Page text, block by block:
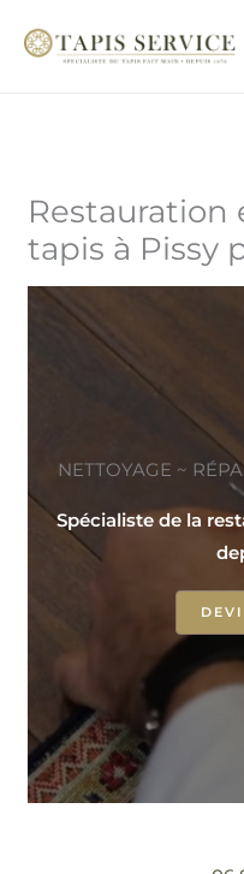
Restauration
tapis à Pissy
NETTOYAGE ~
Spécialiste de la